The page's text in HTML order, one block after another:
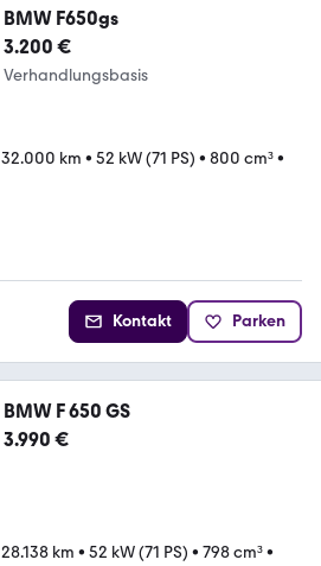
BMW F650gs
3.200 €
Verhandlungsbasis
32.000 km • 52 kW (71 PS) • 800 cm³•
Kontakt Parken
BMW F 650 GS
3.990 €
28.138 km • 52 kW (71 PS) • 798 cm³•